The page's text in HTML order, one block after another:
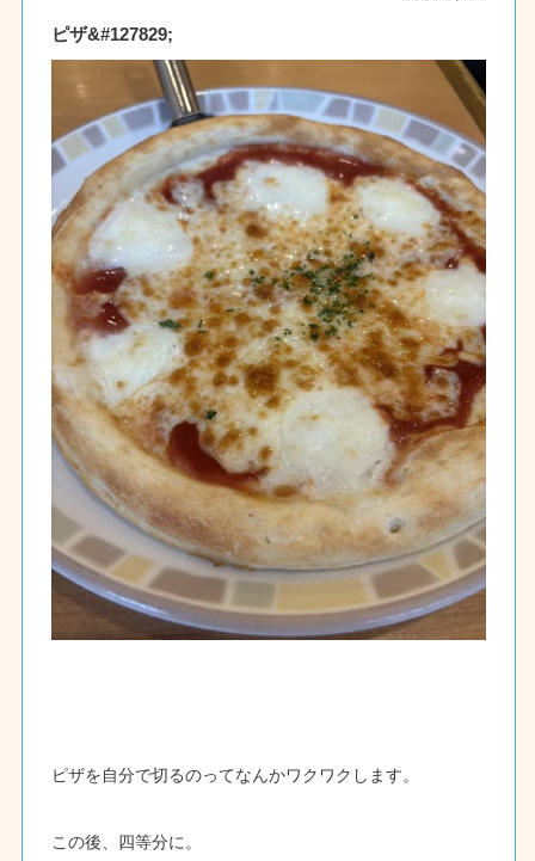
ピザ&#127829;
ピザを自分で切るのってなんかワクワクします。
この後、四等分に。